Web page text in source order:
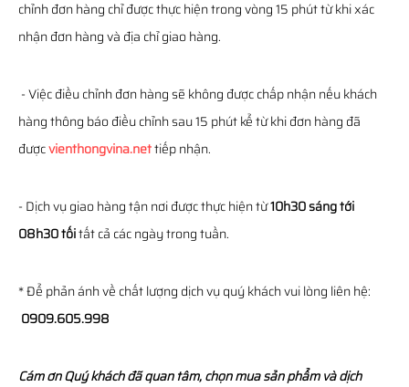
chỉnh đơn hàng chỉ được thực hiện trong vòng 15 phút từ khi xác
nhận đơn hàng và địa chỉ giao hàng.
- Việc điều chỉnh đơn hàng sẽ không được chấp nhận nếu khách
hàng thông báo điều chỉnh sau 15 phút kể từ khi đơn hàng đã
đượcvienthongvina.nettiếp nhận.
- Dịch vụ giao hàng tận nơi được thực hiện từ10h30 sáng tới
08h30 tốitất cả các ngày trong tuần.
* Để phản ánh về chất lượng dịch vụ quý khách vui lòng liên hệ:
0909.605.998
Cám ơn Quý khách đã quan tâm, chọn mua sản phẩm và dịch